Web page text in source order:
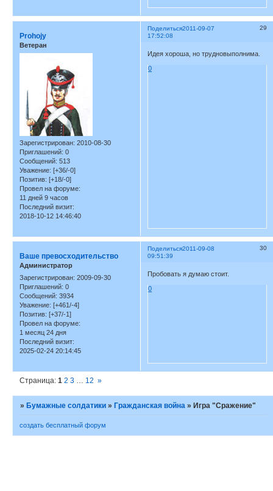
Поделиться 29
2011-09-07
17:52:08
Prohojy
Ветеран
Зарегистрирован: 2010-08-30
Приглашений: 0
Сообщений: 513
Уважение: [+36/-0]
Позитив: [+18/-0]
Провел на форуме:
11 дней 9 часов
Последний визит:
2018-10-12 14:46:40
Идея хороша, но трудновыполнима.
0
Поделиться 30
2011-09-08
09:51:39
Ваше превосходительство
Администратор
Зарегистрирован: 2009-09-30
Приглашений: 0
Сообщений: 3934
Уважение: [+461/-4]
Позитив: [+37/-1]
Провел на форуме:
1 месяц 24 дня
Последний визит:
2025-02-24 20:14:45
Пробовать я думаю стоит.
0
Страница:1 2 3 12 »
» Бумажные солдатики » Гражданская война » Игра "Сражение"
создать бесплатный форум